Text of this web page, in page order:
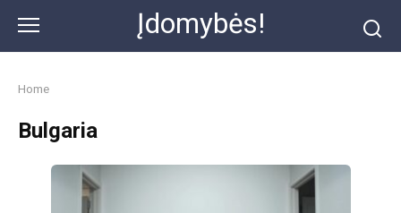
content
Įdomybės!
Home
Bulgaria